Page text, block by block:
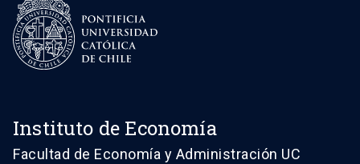
Instituto de Economía
Facultad de Economía y Administración UC